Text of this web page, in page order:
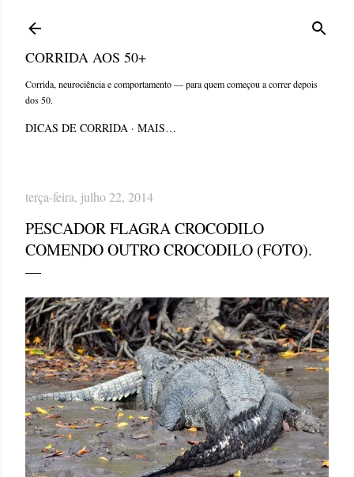
CORRIDA AOS 50+
Corrida, neurociência e comportamento — para quem começou a correr depois
dos 50.
DICAS DE CORRIDA MAIS…
terça-feira, julho 22, 2014
PESCADOR FLAGRA CROCODILO
COMENDO OUTRO CROCODILO (FOTO).